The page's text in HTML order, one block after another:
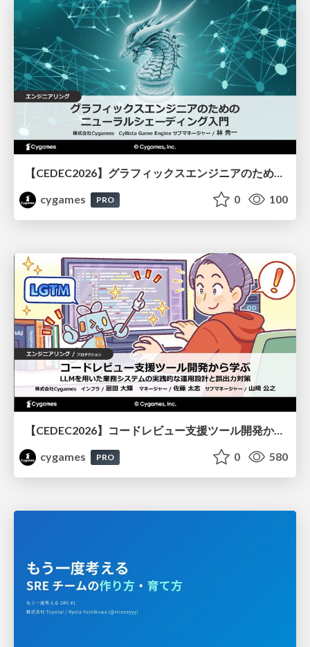
【CEDEC2026】グラフィックスエンジニアのためのニューラルシェーディング入門
cygames
PRO 0 100
【CEDEC2026】コードレビュー支援ツール開発から学ぶ：LLMを用いた業務システムの実践的な運用設計と誤出力対策
cygames
PRO 0 580